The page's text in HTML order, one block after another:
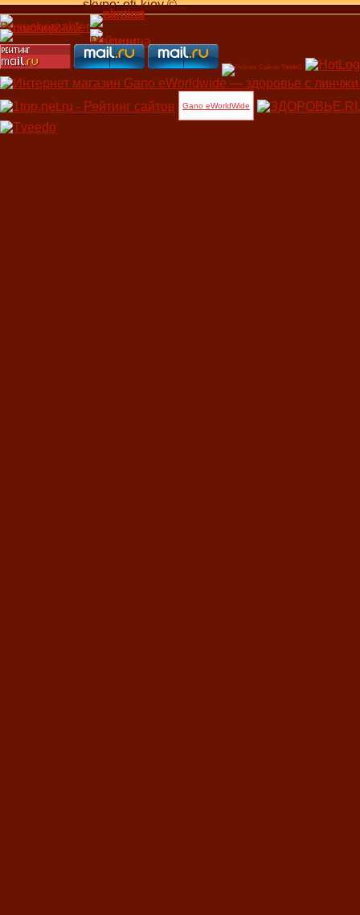
skype: oti-kiev ©...
Gano eWorldWide